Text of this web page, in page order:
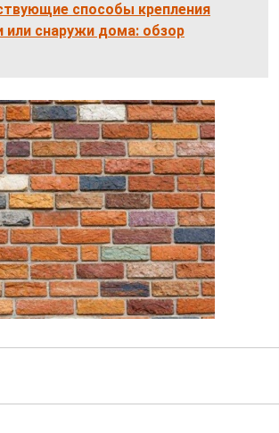
способы крепления
или снаружи дома: обзор